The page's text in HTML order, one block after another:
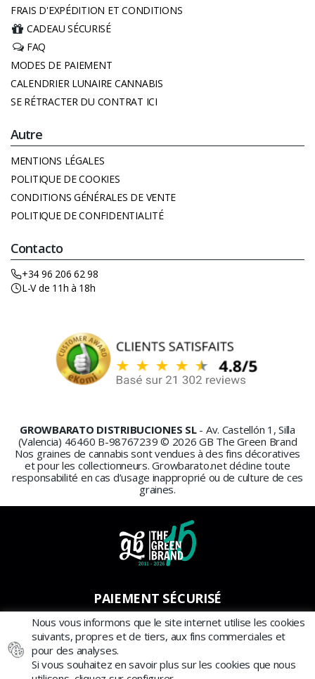
FRAIS D'EXPÉDITION ET CONDITIONS
CADEAU SÉCURISÉ
FAQ
MODES DE PAIEMENT
CALENDRIER LUNAIRE CANNABIS
SE RÉTRACTER DU CONTRAT ICI
Autre
MENTIONS LÉGALES
POLITIQUE DE COOKIES
CONDITIONS GÉNÉRALES DE VENTE
POLITIQUE DE CONFIDENTIALITÉ
Contacto
+34 96 206 62 98
L-V de 11h à 18h
GROWBARATO DISTRIBUCIONES SL - Av. Castellón 1, Silla
(Valencia) 46460 B-98767239 © 2026 GB The Green Brand
Nos graines de cannabis sont vendues à des fins décoratives
et pour les collectionneurs. Growbarato.net décline toute
responsabilité en cas d’usage inapproprié ou de culture de ces
graines.
PAIEMENT SÉCURISÉ
Nous vous informons que le site internet utilise les cookies
suivants, propres et de tiers, aux fins commerciales et
pour des analyses.
Si vous souhaitez en savoir plus sur les cookies que nous